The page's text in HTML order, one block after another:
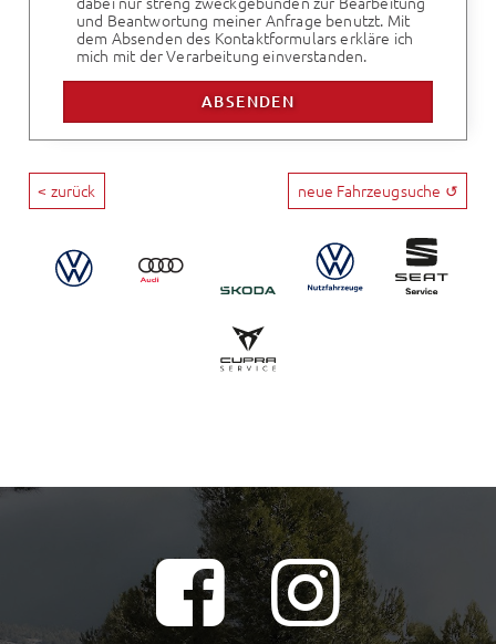
und Beantwortung meiner Anfrage benutzt. Mit
dem Absenden des Kontaktformulars erkläre ich
mich mit der Verarbeitung einverstanden.
< zurück neue Fahrzeugsuche ↺